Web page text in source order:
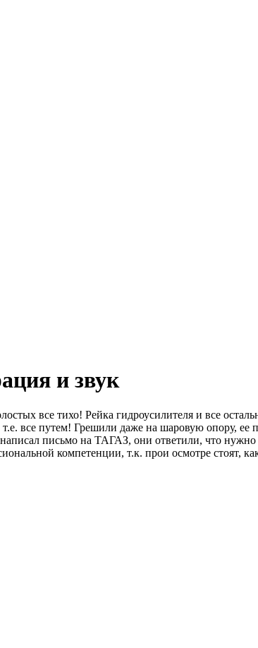
и звук
все тихо! Рейка гидроусилителя и все
т.е. все путем! Грешили даже на шаровую опору, ее
письмо на ТАГАЗ, они ответили, что
компетенции, т.к. прои осмотре стоят,